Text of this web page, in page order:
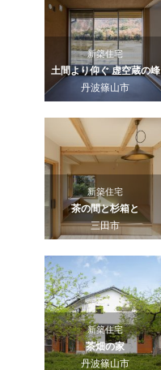
新築住宅
土間より仰ぐ 虚空蔵の峰
丹波篠山市
新築住宅
茶の間と杉箱と
三田市
新築住宅
茶畑の家
丹波篠山市